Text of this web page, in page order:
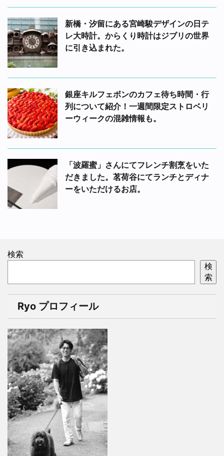
新橋・汐留にある宮崎駿デザインの日テ
レ大時計。からくり時計はジブリの世界
に引き込まれた。
銀座キルフェボンのカフェ待ち時間・行
列について紹介！一週間限定ストロベリ
ーウィークの混雑情報も。
「波羅蜜」さんにてフレンチ割烹をいた
だきました。茗荷谷にてランチとディナ
ーをいただけるお店。
検索
検
索
Ryo プロフィール